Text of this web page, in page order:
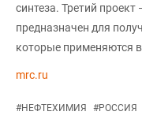
синтеза. Третий
предназначен для
которые применяются
mrc.ru
#НЕФТЕХИМИЯ #РОССИЯ